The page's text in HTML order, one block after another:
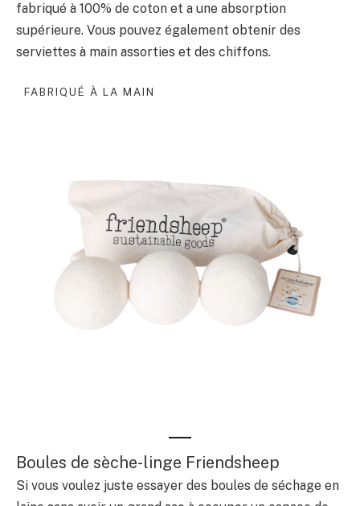
fabriqué à 100% de coton et a une absorption
supérieure. Vous pouvez également obtenir des
serviettes à main assorties et des chiffons.
FABRIQUÉ À LA MAIN
Boules de sèche-linge Friendsheep
Si vous voulez juste essayer des boules de séchage en